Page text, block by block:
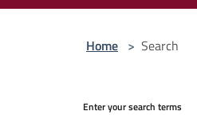
Home > Search
Enter your search terms